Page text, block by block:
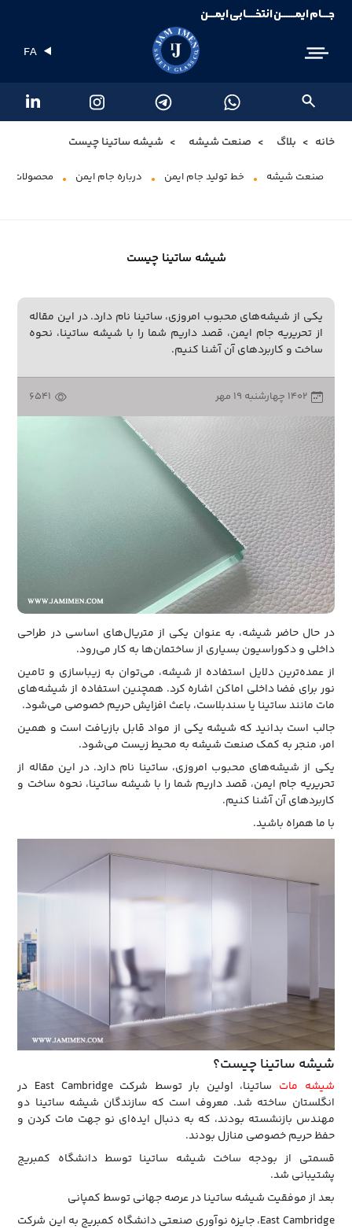
جـــام ایمــــــن انتخــــابی ایمـــن
FA
خانه بلاگ صنعت شیشه شیشه ساتینا چیست
صنعت شیشه خط تولید جام ایمن درباره جام ایمن محصولات
شیشه ساتینا چیست
یکی از شیشه‌های محبوب امروزی، ساتینا نام دارد. در این مقاله
از تحریریه جام ایمن، قصد داریم شما را با شیشه ساتینا، نحوه
ساخت و کاربرد‌های آن آشنا کنیم.
۱۴۰۲ چهارشنبه ۱۹ مهر 6541
در حال حاضر شیشه، به عنوان یکی از متریال‌‌های اساسی در طراحی
داخلی و دکوراسیون بسیاری از ساختمان‌ها به کار می‌رود.
از عمده‌ترین دلایل استفاده از شیشه، می‌توان به زیباسازی و تامین‌
نور برای فضا داخلی اماکن اشاره کرد. همچنین استفاده از شیشه‌های
مات مانند ساتینا یا سندبلاست، باعث افزایش حریم خصوصی می‌شود.
جالب است بدانید که شیشه یکی از مواد قابل بازیافت است و همین
امر، منجر به کمک صنعت شیشه به محیط زیست می‌شود.
یکی از شیشه‌های محبوب امروزی، ساتینا نام دارد. در این مقاله از
تحریریه جام ایمن، قصد داریم شما را با شیشه ساتینا، نحوه ساخت و
کاربرد‌های آن آشنا کنیم.
با ما همراه باشید.
شیشه ساتینا چیست؟
شیشه مات
ساتینا، اولین بار توسط شرکت East Cambridge در
انگلستان ساخته شد. معروف است که سازندگان شیشه ساتینا دو
مهندس بازنشسته بودند، که به دنبال ایده‌ای نو جهت مات کردن و
حفظ حریم خصوصی منازل بودند.
قسمتی از بودجه ساخت شیشه ساتینا توسط دانشگاه کمبریج
پشتیبانی شد.
بعد‌ از موفقیت شیشه ساتینا در عرصه جهانی توسط کمپانی
East Cambridge، جایزه نوآوری صنعتی دانشگاه کمبریج به این شرکت